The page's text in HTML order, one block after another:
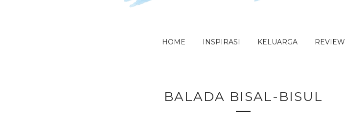
HOME INSPIRASI KELUARGA REVIEW
BALADA BISAL-BISUL